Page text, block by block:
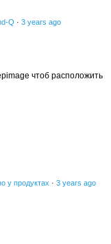
Q · 3 years ago
чтоб расположить
у продуктах · 3 years ago